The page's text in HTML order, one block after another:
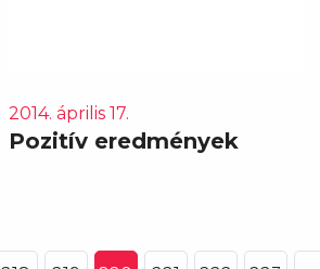
2014. április 17.
Pozitív eredmények